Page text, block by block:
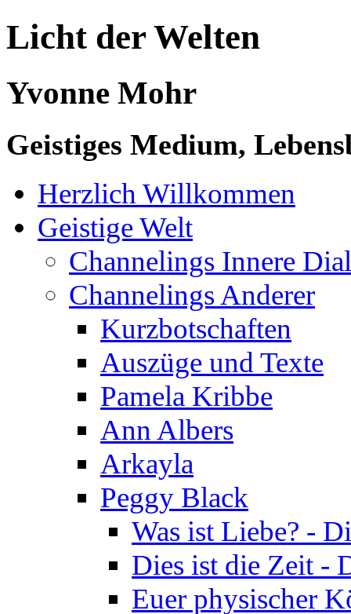
Licht der Welten
Yvonne Mohr
Geistiges Medium,
Herzlich Willkommen
Geistige Welt
Channelings Innere
Channelings Anderer
Kurzbotschaften
Auszüge und Texte
Pamela Kribbe
Ann Albers
Arkayla
Peggy Black
Was ist Liebe? -
Dies ist die Zeit -
Euer physischer